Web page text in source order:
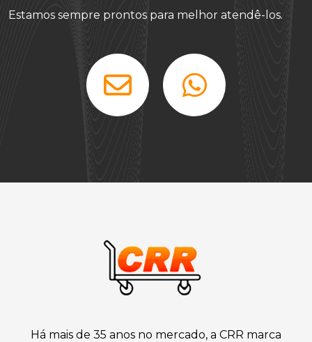
Estamos sempre prontos para melhor atendê-los.
Há mais de 35 anos no mercado, a CRR marca